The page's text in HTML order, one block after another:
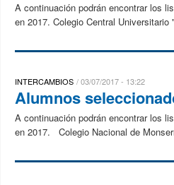
A continuación podrán encontrar los
en 2017. Colegio Central
INTERCAMBIOS 03/07/2017 - 13:22
Alumnos
A continuación podrán encontrar los
en 2017. Colegio Nacional de